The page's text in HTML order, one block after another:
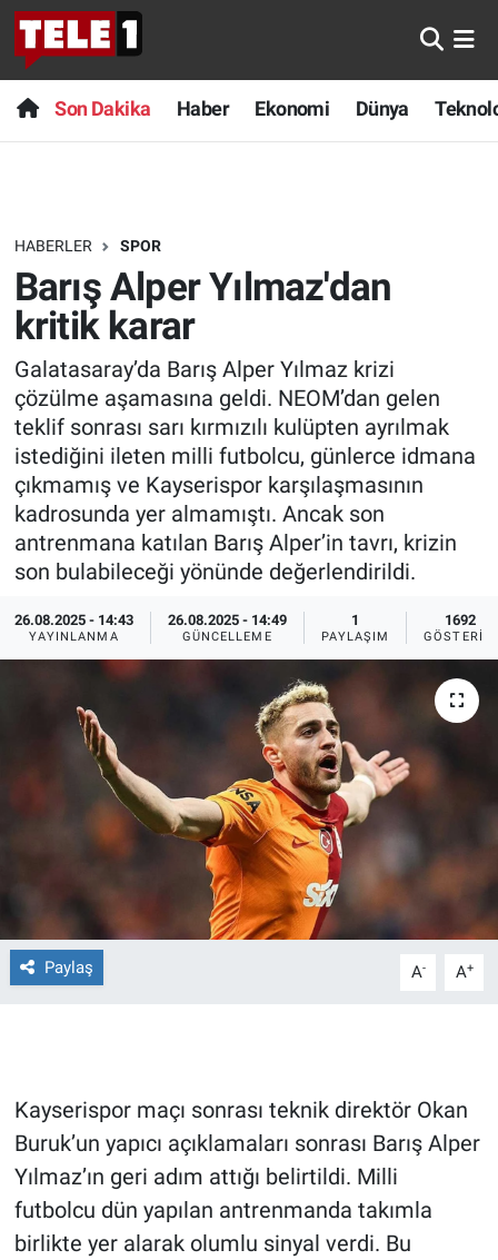
Son Dakika Haber Ekonomi Dünya
HABERLER SPOR
Barış Alper Yılmaz'dan
kritik karar
Galatasaray’da Barış Alper Yılmaz krizi
çözülme aşamasına geldi. NEOM’dan gelen
teklif sonrası sarı kırmızılı kulüpten ayrılmak
istediğini ileten milli futbolcu, günlerce idmana
çıkmamış ve Kayserispor karşılaşmasının
kadrosunda yer almamıştı. Ancak son
antrenmana katılan Barış Alper’in tavrı, krizin
son bulabileceği yönünde değerlendirildi.
26.08.2025 - 14:43
YAYINLANMA
26.08.2025 - 14:49
GÜNCELLEME
1
PAYLAŞIM
1692
GÖSTERIM
Paylaş A- A+
Kayserispor maçı sonrası teknik direktör Okan
Buruk’un yapıcı açıklamaları sonrası Barış Alper
Yılmaz’ın geri adım attığı belirtildi. Milli
futbolcu dün yapılan antrenmanda takımla
birlikte yer alarak olumlu sinyal verdi. Bu
Anında Manşet
Başka Sohbetler
Bilim turu
Bilim ve Teknoloji Evreni
Doğa Konuşuyor
Dünya
Ege Saati
Ege'den Esintiler
Ekonomi
Forum
Gerçeğin İzinde
Gün Bitiyor
Gün Ortası
Günün görüntüsü
Haber
İlan
Son Dakika
Haber
Dünya
Teknoloji
Sağlık
Spor
Yayın Akışı
İletişim
Nöbetçi Eczaneler
Hava Durumu
Trafik Durumu
Süper Lig Puan Durumu ve Fikstür
Tüm Manşetler
Son Dakika Haberleri
Haber Arşivi